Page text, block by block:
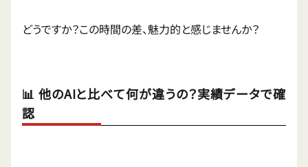
どうですか？この時間の差、魅力的と感じませんか？
📊 他のAIと比べて何が違うの？実績データで確
認